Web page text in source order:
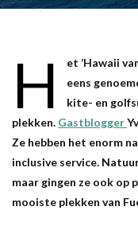
H
et ‘Hawaii
eens
kite- en
plekken. Gastblogger
Ze hebben het enorm
inclusive service.
maar gingen ze ook op
mooiste plekken van